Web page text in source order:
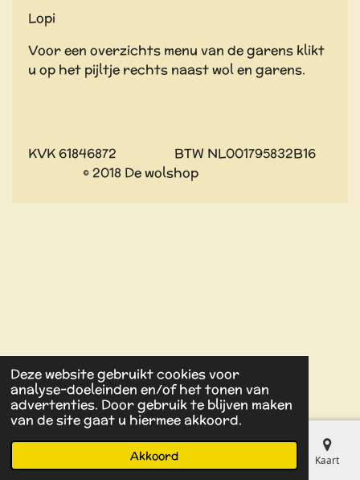
Deze website gebruikt cookies voor
analyse-doeleinden en/of het tonen van
advertenties. Door gebruik te blijven maken
van de site gaat u hiermee akkoord.
Akkoord
Lopi
Voor een overzichts menu van de garens klikt
u op het pijltje rechts naast wol en garens.
KVK 61846872 BTW NL001795832B16
© 2018 De wolshop
E-mailadres Kaart